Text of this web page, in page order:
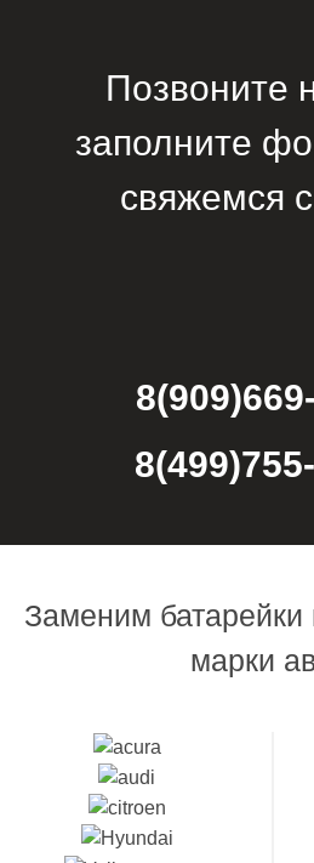
Позвоните
заполните
свяжемся
Заменим
марки